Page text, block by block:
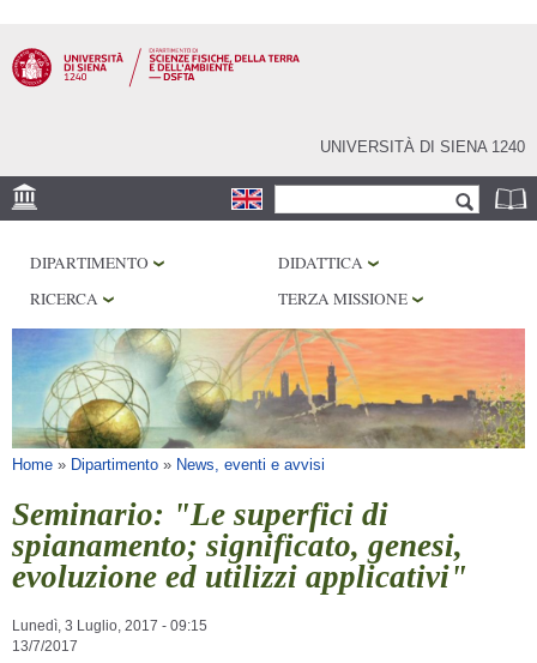
contenuto
principale
UNIVERSITÀ DI SIENA 1240
Form di ricerca
MUSEI
OSSERVATORIO
BIBLIOTECHE
SERVIZI
DIPARTIMENTO
DIDATTICA
RICERCA
TERZA MISSIONE
Tu sei qui
Home » Dipartimento » News, eventi e avvisi
Seminario: "Le superfici di
spianamento; significato, genesi,
evoluzione ed utilizzi applicativi"
Lunedì, 3 Luglio, 2017 - 09:15
13/7/2017